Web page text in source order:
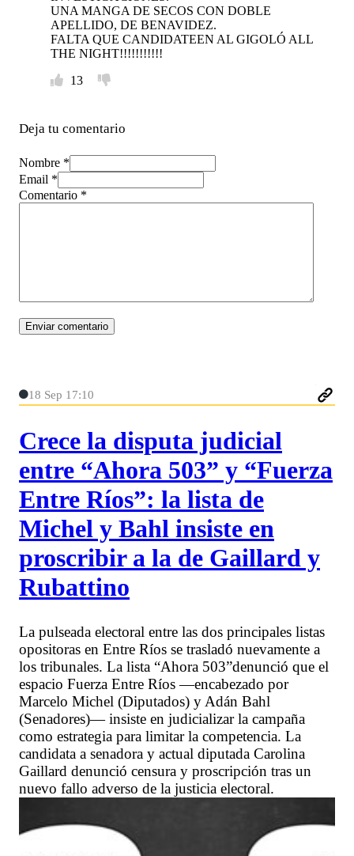
UNA MANGA DE SECOS CON DOBLE
APELLIDO, DE BENAVIDEZ.
FALTA QUE CANDIDATEEN AL GIGOLÓ ALL
THE NIGHT!!!!!!!!!!!
13
Deja tu comentario
Nombre *
Email *
Comentario *
18 Sep 17:10
Crece la disputa judicial
entre “Ahora 503” y “Fuerza
Entre Ríos”: la lista de
Michel y Bahl insiste en
proscribir a la de Gaillard y
Rubattino
La pulseada electoral entre las dos principales listas
opositoras en Entre Ríos se trasladó nuevamente a
los tribunales. La lista “Ahora 503”denunció que el
espacio Fuerza Entre Ríos —encabezado por
Marcelo Michel (Diputados) y Adán Bahl
(Senadores)— insiste en judicializar la campaña
como estrategia para limitar la competencia. La
candidata a senadora y actual diputada Carolina
Gaillard denunció censura y proscripción tras un
nuevo fallo adverso de la justicia electoral.